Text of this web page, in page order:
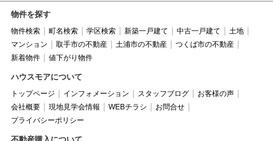
物件を探す
物件検索 町名検索 学区検索 新築一戸建て 中古一戸建て
土地
マンション
取手市の不動産 土浦市の不動産
つくば市の不動産
新着物件
値下がり物件
ハウスモアについて
トップページ インフォメーション スタッフブログ
お客様の声
会社概要
現地見学会情報 WEBチラシ
お問合せ
プライバシーポリシー